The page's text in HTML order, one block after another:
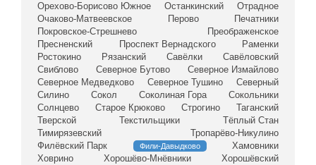
Орехово-Борисово Южное
Останкинский
Отрадное
Очаково-Матвеевское
Перово
Печатники
Покровское-Стрешнево
Преображенское
Пресненский
Проспект Вернадского
Раменки
Ростокино
Рязанский Савёлки
Савёловский
Свиблово
Северное Бутово
Северное Измайлово
Северное Медведково
Северное Тушино
Северный
Силино
Сокол Соколиная Гора
Сокольники
Солнцево
Старое Крюково Строгино
Таганский
Тверской
Текстильщики
Тёплый Стан
Тимирязевский
Тропарёво-Никулино
Филёвский Парк
Фили-Давыдково
Хамовники
Ховрино
Хорошёво-Мнёвники
Хорошёвский